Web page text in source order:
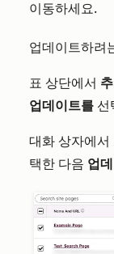
이동하세요.
업데이트하려
표 상단에서
업데이트를 선
대화 상자에서
택한 다음 업